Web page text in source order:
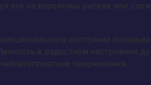
его на вероятных рисках или
состояния
в радостном настроении
переживания.